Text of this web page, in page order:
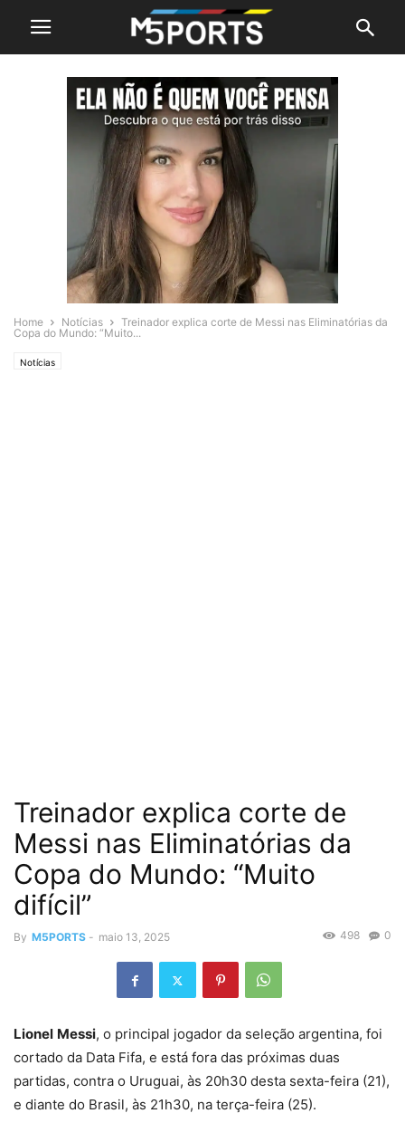
Home Notícias
Treinador explica corte de Messi nas Eliminatórias da
Copa do Mundo: “Muito...
Notícias
Treinador explica corte de
Messi nas Eliminatórias da
Copa do Mundo: “Muito
difícil”
By M5PORTS - maio 13, 2025 0
498
Lionel Messi, o principal jogador da seleção argentina, foi
cortado da Data Fifa, e está fora das próximas duas
partidas, contra o Uruguai, às 20h30 desta sexta-feira (21),
e diante do Brasil, às 21h30, na terça-feira (25).